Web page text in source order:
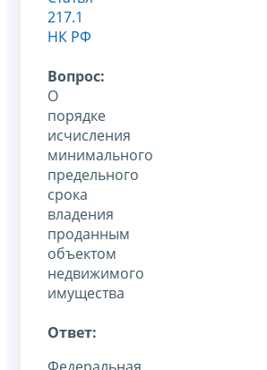
217.1
НК РФ
Вопрос:
О
порядке
исчисления
минимального
предельного
срока
владения
проданным
объектом
недвижимого
имущества
Ответ: